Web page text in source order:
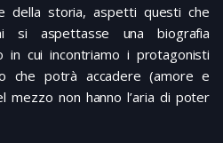
della storia, aspetti questi che
si aspettasse una biografia
in cui incontriamo i protagonisti
che potrà accadere (amore e
mezzo non hanno l’aria di poter